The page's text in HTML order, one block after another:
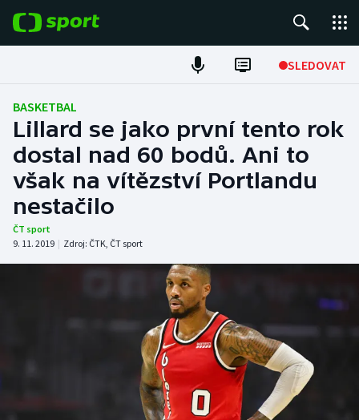
SLEDOVAT
ME v atletice
ME v plavání
Fotbal
Hokej
Americký fotbal
Baseball a softbal
Historické návraty
BASKETBAL
Lillard se jako první tento rok
dostal nad 60 bodů. Ani to
však na vítězství Portlandu
nestačilo
ČT sport
9. 11. 2019 | Zdroj: ČTK, ČT sport